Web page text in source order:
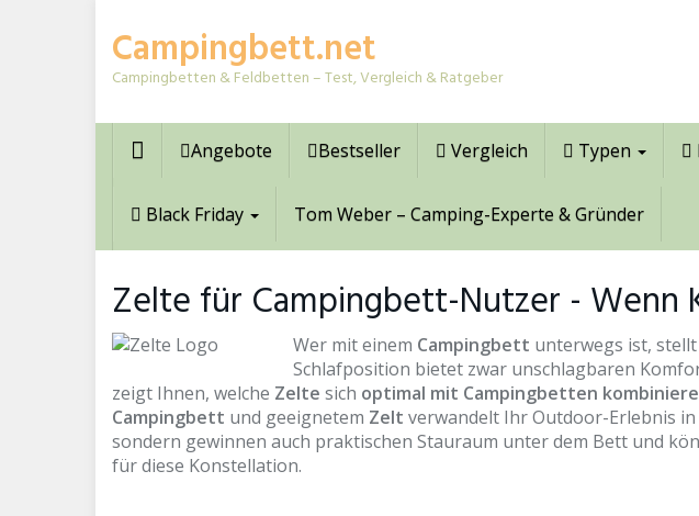
Campingbett.net
Campingbetten & Feldbetten – Test, Vergleich & Ratgeber
Angebote Bestseller Vergleich Typen
Black Friday Tom Weber – Camping-Experte & Gründer
Zelte für Campingbett-Nutzer -
Wer mit einem Campingbett unterwegs ist,
Schlafposition bietet zwar unschlagbaren
zeigt Ihnen, welche Zelte sich optimal mit Campingbetten
Campingbett und geeignetem Zelt verwandelt Ihr Outdoor-Erlebnis
sondern gewinnen auch praktischen Stauraum unter dem Bett und
für diese Konstellation.